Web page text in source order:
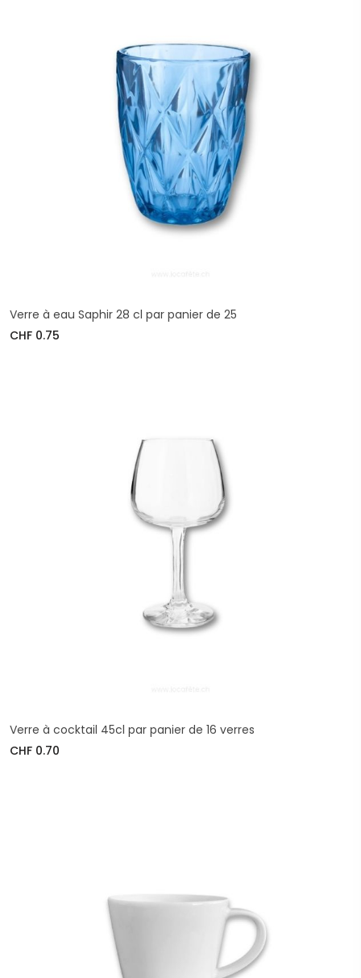
Verre à eau Saphir 28 cl par panier de 25
CHF 0.75
Verre à cocktail 45cl par panier de 16 verres
CHF 0.70